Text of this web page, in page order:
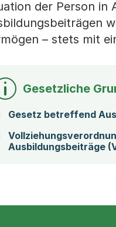
der Person in
– stets mit
Gesetzliche
Gesetz betreffend
Ausbildungsbeiträge